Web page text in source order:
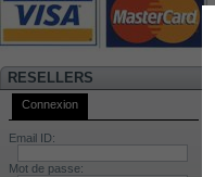
RESELLERS
Connexion
Email ID:
Mot de passe: